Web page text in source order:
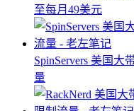
至每月49美元
SpinServers 美国大
量